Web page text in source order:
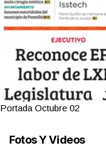
Portada Octubre 02
Fotos Y Videos